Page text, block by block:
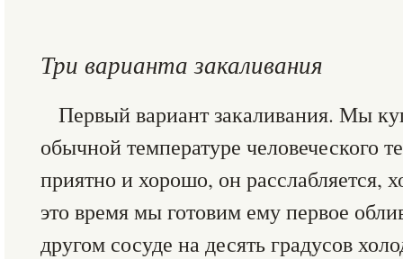
Три варианта закаливания
Первый вариант закаливания. Мы
обычной температуре человеческого
приятно и хорошо, он расслабляется,
это время мы готовим ему первое
другом сосуде на десять градусов